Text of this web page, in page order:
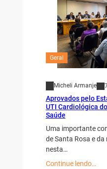
Geral
Micheli Armanje
Aprovados pelo
UTI Cardiológica
Saúde
Uma importante
de Santa Rosa e
nesta…
Continue lendo…